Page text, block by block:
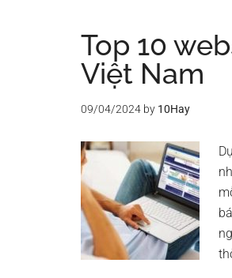
Top 10
Việt Nam
09/04/2024 by 10Hay